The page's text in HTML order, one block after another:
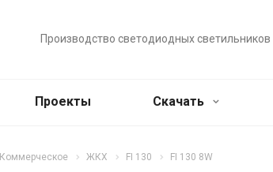
Производство светодиодных светильников
Проекты Скачать
Коммерческое ЖКХ FI 130 FI 130 8W